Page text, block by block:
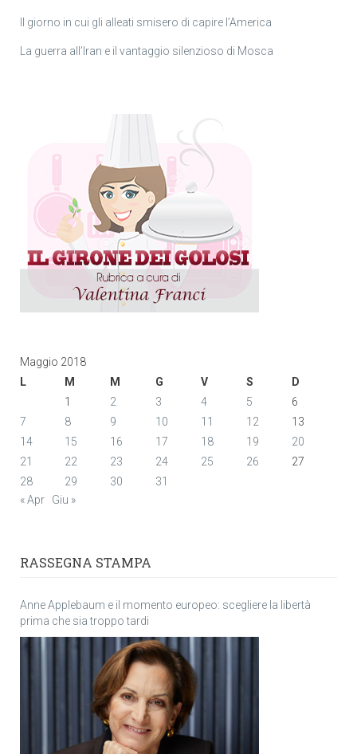
Il giorno in cui gli alleati smisero di capire l’America
La guerra all’Iran e il vantaggio silenzioso di Mosca
Maggio 2018
L
M M G V S
D
1
2 3 4 5
6
7
8 9 10 11 12
13
14
15 16 17 18 19
20
21
22 23 24 25 26
27
28
29 30
31
« Apr
Giu »
RASSEGNA STAMPA
Anne Applebaum e il momento europeo: scegliere la libertà
prima che sia troppo tardi